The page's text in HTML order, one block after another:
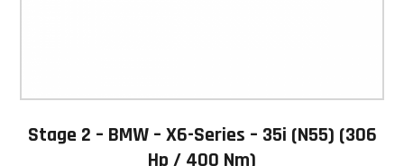
Stage 2 – BMW – X6-Series – 35i (N55) (306
Hp / 400 Nm)